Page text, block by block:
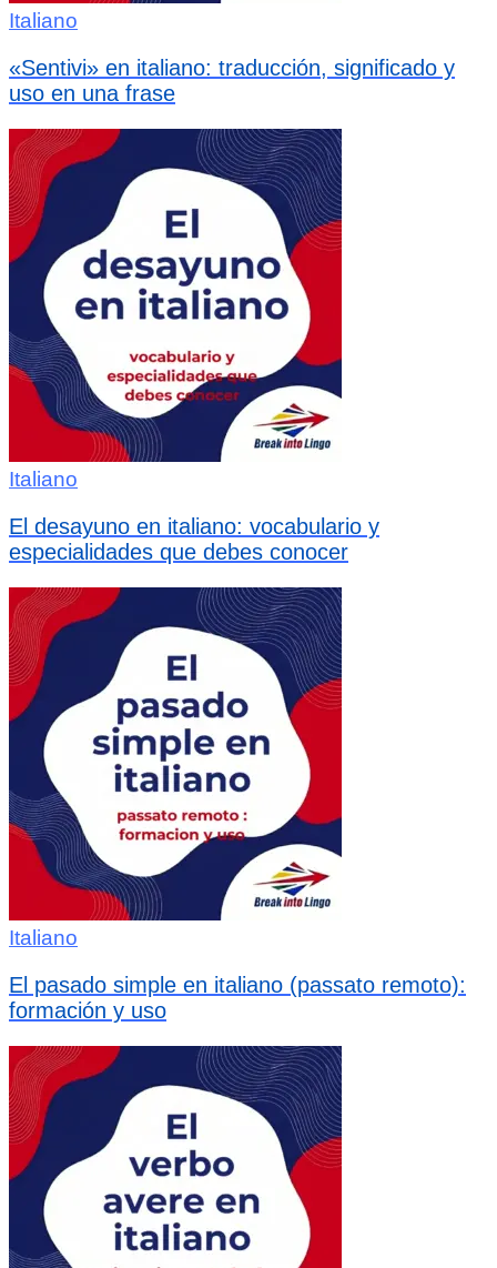
Italiano
«Sentivi» en italiano: traducción, significado y
uso en una frase
Italiano
El desayuno en italiano: vocabulario y
especialidades que debes conocer
Italiano
El pasado simple en italiano (passato remoto):
formación y uso